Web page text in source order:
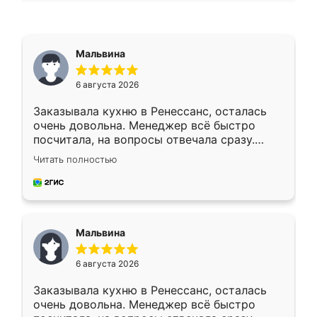
Мальвина
6 августа 2026
Заказывала кухню в Ренессанс, осталась
очень довольна. Менеджер всё быстро
посчитала, на вопросы отвечала сразу.
Замерщик приехал в субботу, подошёл к
делу со всей ответственностью. Собрали
за день, ребята работали аккуратно, даже
Читать полностью
Мальвина
6 августа 2026
Заказывала кухню в Ренессанс, осталась
очень довольна. Менеджер всё быстро